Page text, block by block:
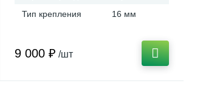
Тип крепления
16 мм
9 000 ₽ /шт